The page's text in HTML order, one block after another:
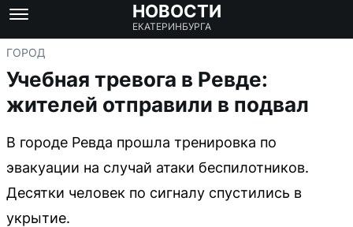
НОВОСТИ
ЕКАТЕРИНБУРГА
ГОРОД
Учебная тревога в Ревде:
жителей отправили в подвал
В городе Ревда прошла тренировка по
эвакуации на случай атаки беспилотников.
Десятки человек по сигналу спустились в
укрытие.